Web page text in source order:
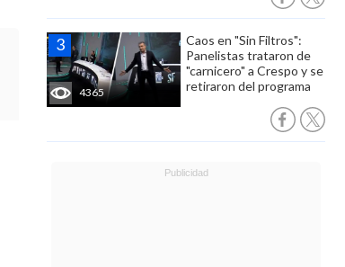
4365
Caos en "Sin Filtros":
Panelistas trataron de
"carnicero" a Crespo y se
retiraron del programa